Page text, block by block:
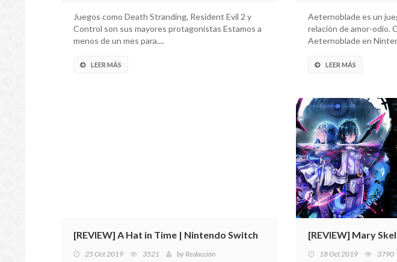
Juegos como Death Stranding, Resident Evil 2 y
Control son sus mayores protagonistas Estamos a
menos de un mes para....
LEER MÁS
Aeternoblade es un
relación de amor-odio.
Aeternoblade en
LEER MÁS
[REVIEW] A Hat in Time | Nintendo Switch
25 Oct 2019 3521 byRedacción
[REVIEW] Mary
18 Oct 2019 3790